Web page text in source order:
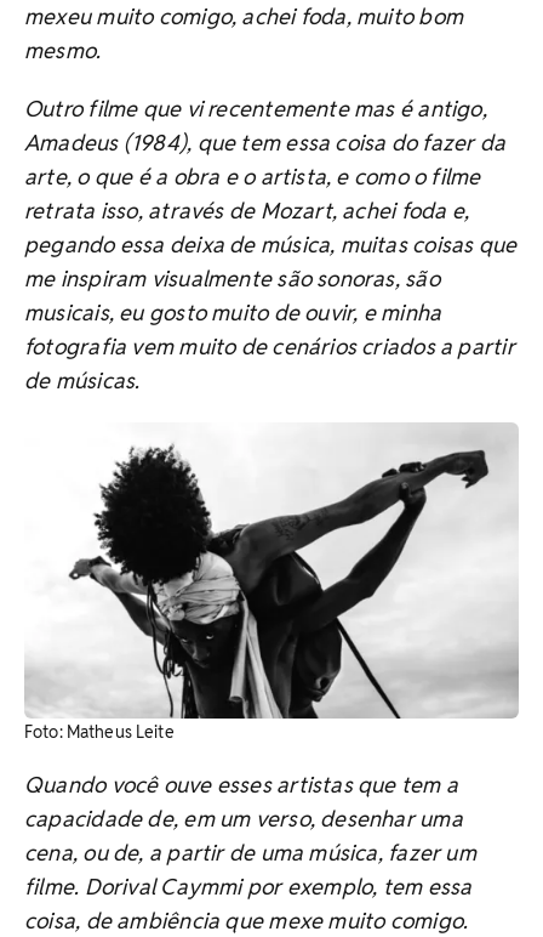
mexeu muito comigo, achei foda, muito bom
mesmo.
Outro filme que vi recentemente mas é antigo,
Amadeus (1984), que tem essa coisa do fazer da
arte, o que é a obra e o artista, e como o filme
retrata isso, através de Mozart, achei foda e,
pegando essa deixa de música, muitas coisas que
me inspiram visualmente são sonoras, são
musicais, eu gosto muito de ouvir, e minha
fotografia vem muito de cenários criados a partir
de músicas.
Foto: Matheus Leite
Quando você ouve esses artistas que tem a
capacidade de, em um verso, desenhar uma
cena, ou de, a partir de uma música, fazer um
filme. Dorival Caymmi por exemplo, tem essa
coisa, de ambiência que mexe muito comigo.